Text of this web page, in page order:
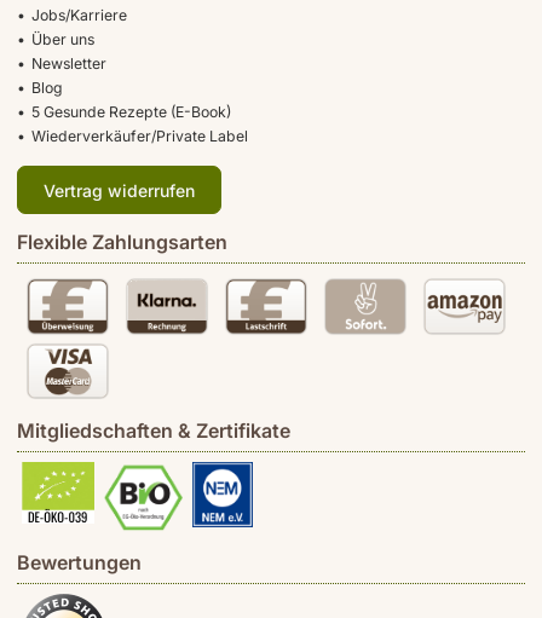
Jobs/Karriere
Über uns
Newsletter
Blog
5 Gesunde Rezepte (E-Book)
Wiederverkäufer/Private Label
Vertrag widerrufen
Flexible Zahlungsarten
Mitgliedschaften & Zertifikate
Bewertungen